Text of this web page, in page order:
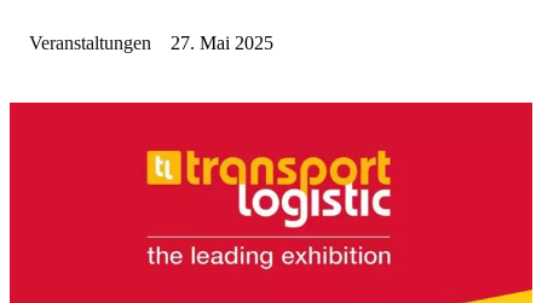
Veranstaltungen 27. Mai 2025